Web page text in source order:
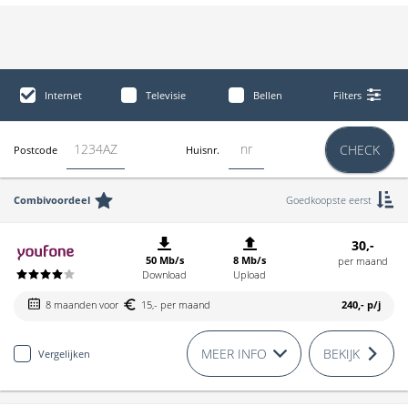
Internet Televisie Bellen Filters
Postcode Huisnr. CHECK
Combivoordeel Goedkoopste eerst
50 Mb/s
Download
8 Mb/s
Upload
30,-
per maand
8 maanden voor 15,- per maand 240,- p/j
Vergelijken MEER INFO BEKIJK